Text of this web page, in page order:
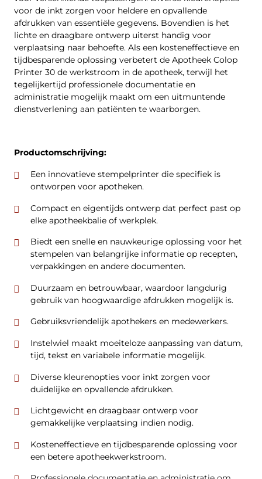
voor de inkt zorgen voor heldere en opvallende
afdrukken van essentiële gegevens. Bovendien is het
lichte en draagbare ontwerp uiterst handig voor
verplaatsing naar behoefte. Als een kosteneffectieve en
tijdbesparende oplossing verbetert de Apotheek Colop
Printer 30 de werkstroom in de apotheek, terwijl het
tegelijkertijd professionele documentatie en
administratie mogelijk maakt om een uitmuntende
dienstverlening aan patiënten te waarborgen.
Productomschrijving:
Een innovatieve stempelprinter die specifiek is
ontworpen voor apotheken.
Compact en eigentijds ontwerp dat perfect past op
elke apotheekbalie of werkplek.
Biedt een snelle en nauwkeurige oplossing voor het
stempelen van belangrijke informatie op recepten,
verpakkingen en andere documenten.
Duurzaam en betrouwbaar, waardoor langdurig
gebruik van hoogwaardige afdrukken mogelijk is.
Gebruiksvriendelijk apothekers en medewerkers.
Instelwiel maakt moeiteloze aanpassing van datum,
tijd, tekst en variabele informatie mogelijk.
Diverse kleurenopties voor inkt zorgen voor
duidelijke en opvallende afdrukken.
Lichtgewicht en draagbaar ontwerp voor
gemakkelijke verplaatsing indien nodig.
Kosteneffectieve en tijdbesparende oplossing voor
een betere apotheekwerkstroom.